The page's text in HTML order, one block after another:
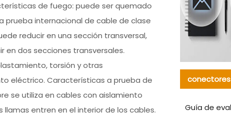
de fuego: puede ser quemado
prueba internacional de cable de clase
reducir en una sección transversal,
en dos secciones transversales.
torsión y otras
eléctrico. Características a prueba de
se utiliza en cables con aislamiento
entren en el interior de los cables.
conectores